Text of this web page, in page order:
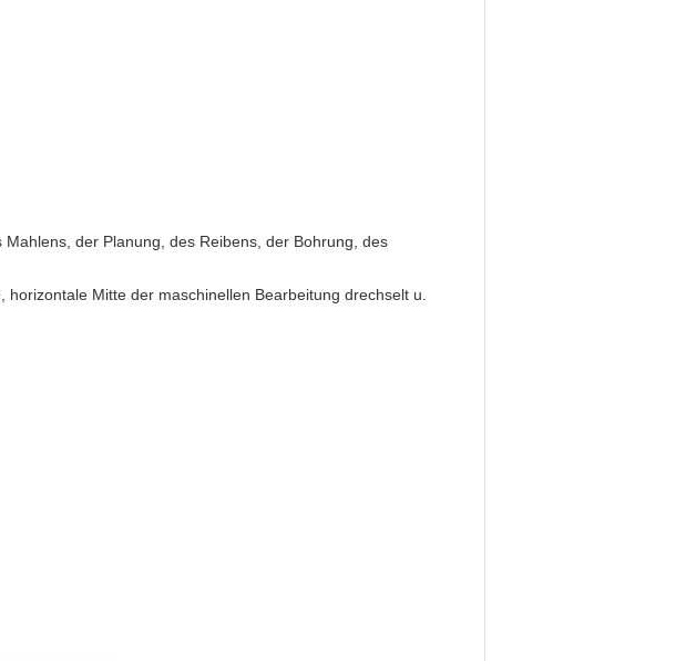
der Planung, des Reibens, der Bohrung, des
Mitte der maschinellen Bearbeitung drechselt u.